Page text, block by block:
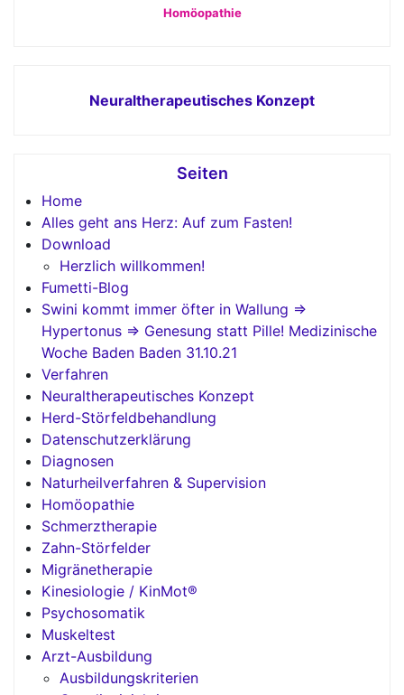
Homöopathie
Neuraltherapeutisches Konzept
Seiten
Home
Alles geht ans Herz: Auf zum Fasten!
Download
Herzlich willkommen!
Fumetti-Blog
Swini kommt immer öfter in Wallung =>
Hypertonus => Genesung statt Pille! Medizinische
Woche Baden Baden 31.10.21
Verfahren
Neuraltherapeutisches Konzept
Herd-Störfeldbehandlung
Datenschutzerklärung
Diagnosen
Naturheilverfahren & Supervision
Homöopathie
Schmerztherapie
Zahn-Störfelder
Migränetherapie
Kinesiologie / KinMot®
Psychosomatik
Muskeltest
Arzt-Ausbildung
Ausbildungskriterien